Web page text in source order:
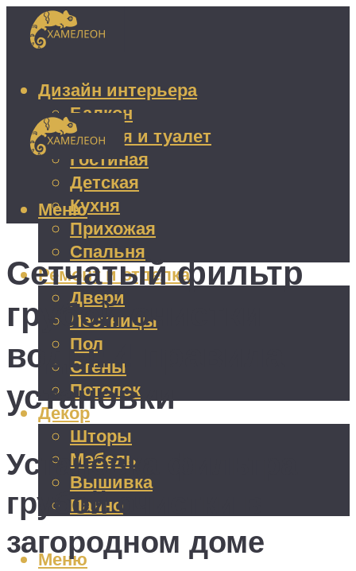
Дизайн интерьера
Балкон
Ванная и туалет
Гостиная
Детская
Кухня
Прихожая
Спальня
Ремонт и отделка
Двери
Лестницы
Пол
Стены
Потолок
Декор
Шторы
Мебель
Вышивка
Панно
Меню
Меню
Сетчатый фильтр
грубой очистки
воды: 4 правила
установки
Установка фильтра
грубой очистки в
загородном доме